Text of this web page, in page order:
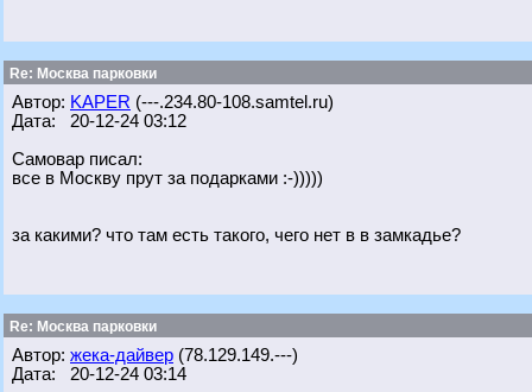
Re: Москва парковки
Автор: KAPER (---.234.80-108.samtel.ru)
Дата: 20-12-24 03:12
Самовар писал:
все в Москву прут за подарками :-)))))
за какими? что там есть такого, чего нет в в замкадье?
Re: Москва парковки
Автор: жека-дайвер (78.129.149.---)
Дата: 20-12-24 03:14